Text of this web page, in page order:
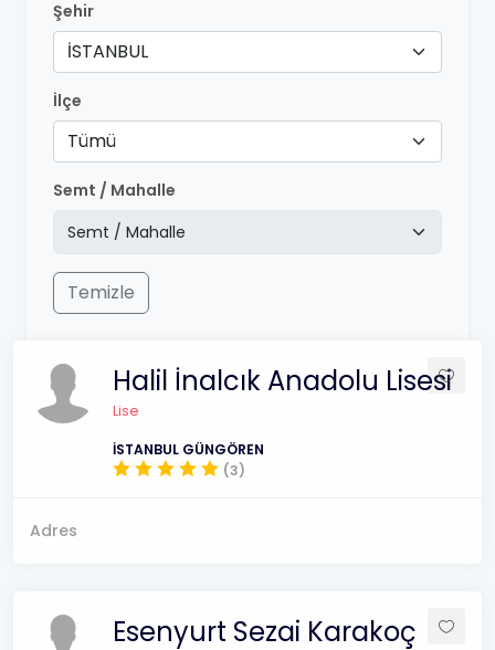
Şehir
İSTANBUL
İlçe
Tümü
Semt / Mahalle
Temizle
Halil İnalcık Anadolu Lisesi
Lise
İSTANBUL GÜNGÖREN
(3)
Adres
Esenyurt Sezai Karakoç